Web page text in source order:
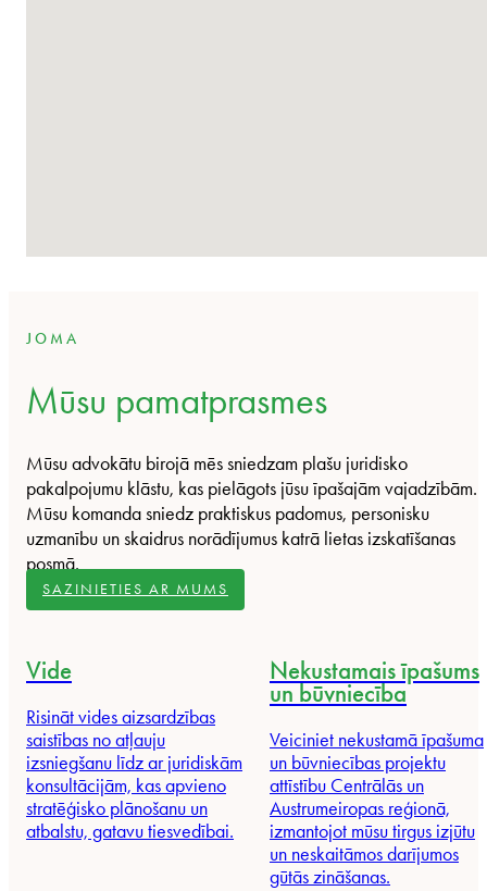
JOMA
Mūsu pamatprasmes
Mūsu advokātu birojā mēs sniedzam plašu juridisko
pakalpojumu klāstu, kas pielāgots jūsu īpašajām vajadzībām.
Mūsu komanda sniedz praktiskus padomus, personisku
uzmanību un skaidrus norādījumus katrā lietas izskatīšanas
posmā.
SAZINIETIES AR MUMS
Vide
Risināt vides aizsardzības
saistības noatļauju
izsniegšanu līdzar juridiskām
konsultācijām, kas apvieno
stratēģisko plānošanu un
atbalstu, gatavu tiesvedībai.
Nekustamais īpašums
un būvniecība
Veiciniet nekustamā īpašuma
un būvniecības projektu
attīstību Centrālās un
Austrumeiropas reģionā,
izmantojot mūsu tirgus izjūtu
un neskaitāmos darījumos
gūtās zināšanas.